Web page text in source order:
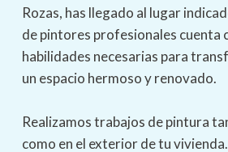
Rozas, has llegado al lugar
de pintores profesionales cuenta
habilidades necesarias para
un espacio hermoso y renovado.
Realizamos trabajos de pintura
como en el exterior de tu